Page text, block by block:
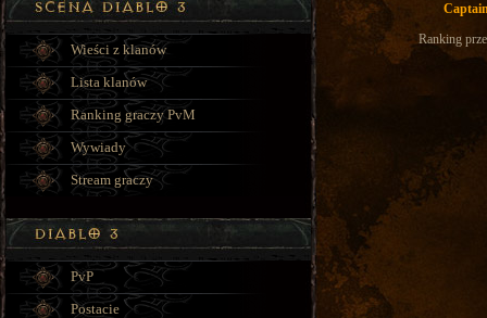
Ranking
Wieści z klanów
Lista klanów
Ranking graczy PvM
Wywiady
Stream graczy
PvP
Postacie